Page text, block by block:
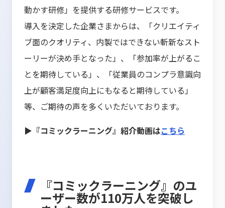
動かす研修」を提供する研修サービスです。
導入を決定した企業さまからは、「クリエイティ
ブ面のクオリティ、内製ではできない斬新なスト
ーリーが決め手となった」、「参加率が上がるこ
とを期待している」、「従業員のコンプラ意識向
上が顧客満足度向上にもなると期待している」
等、ご期待の声を多くいただいております。
▶『コミックラーニング』紹介動画はこちら
『コミックラーニング』のユ
ーザー数が110万人を突破し